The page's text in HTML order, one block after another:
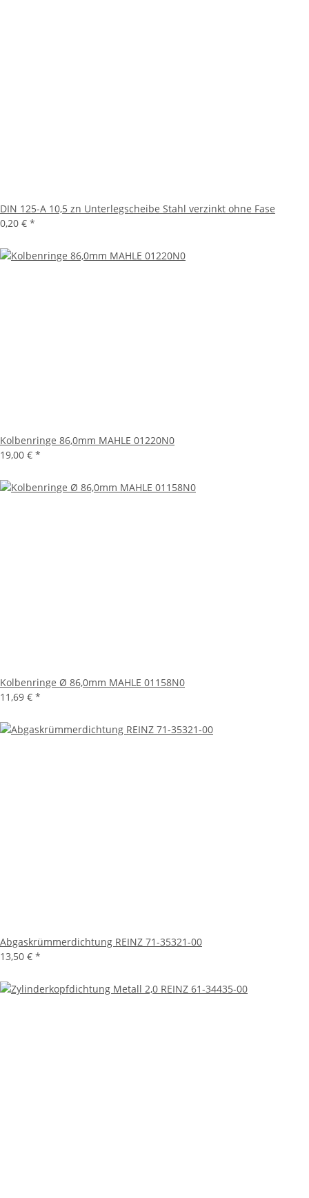
DIN 125-A 10,5 zn Unterlegscheibe Stahl verzinkt ohne Fase
0,20 € *
Kolbenringe 86,0mm MAHLE 01220N0
19,00 € *
Kolbenringe Ø 86,0mm MAHLE 01158N0
11,69 € *
Abgaskrümmerdichtung REINZ 71-35321-00
13,50 € *